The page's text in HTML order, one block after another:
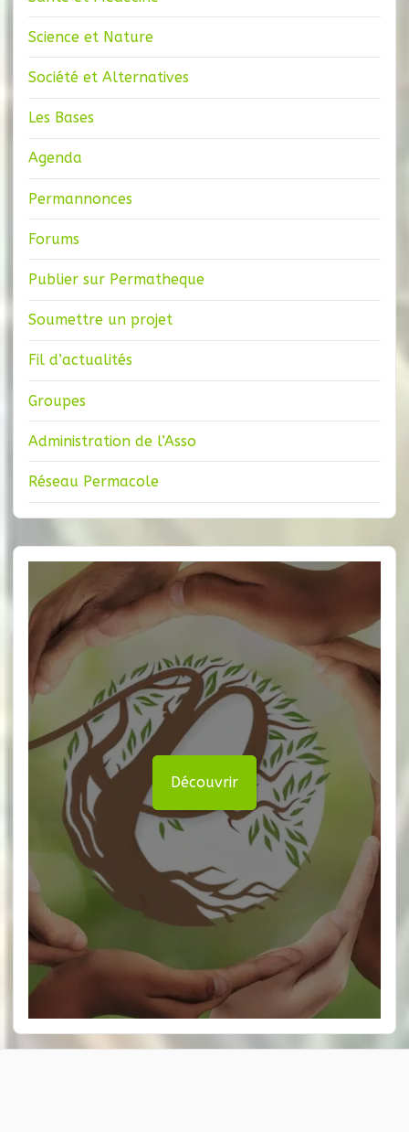
Science et Nature
Société et Alternatives
Les Bases
Agenda
Permannonces
Forums
Publier sur Permatheque
Soumettre un projet
Fil d’actualités
Groupes
Administration de l’Asso
Réseau Permacole
Découvrir